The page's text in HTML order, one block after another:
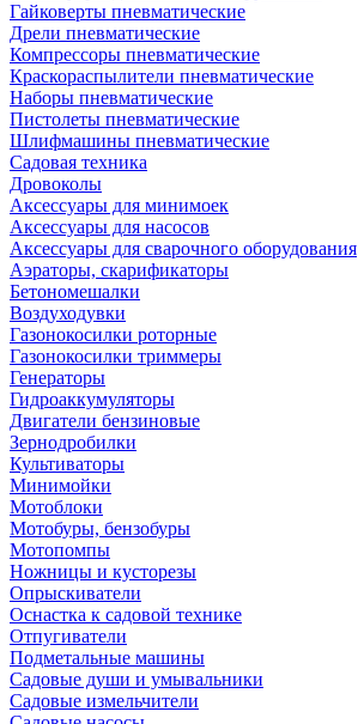
Гайковерты пневматические
Дрели пневматические
Компрессоры пневматические
Краскораспылители пневматические
Наборы пневматические
Пистолеты пневматические
Шлифмашины пневматические
Садовая техника
Дровоколы
Аксессуары для минимоек
Аксессуары для насосов
Аксессуары для сварочного оборудования
Аэраторы, скарификаторы
Бетономешалки
Воздуходувки
Газонокосилки роторные
Газонокосилки триммеры
Генераторы
Гидроаккумуляторы
Двигатели бензиновые
Зернодробилки
Культиваторы
Минимойки
Мотоблоки
Мотобуры, бензобуры
Мотопомпы
Ножницы и кусторезы
Опрыскиватели
Оснастка к садовой технике
Отпугиватели
Подметальные машины
Садовые души и умывальники
Садовые измельчители